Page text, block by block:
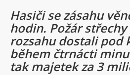
Hasiči se zásahu
hodin. Požár
rozsahu dostali pod
během čtrnácti
tak majetek za 3